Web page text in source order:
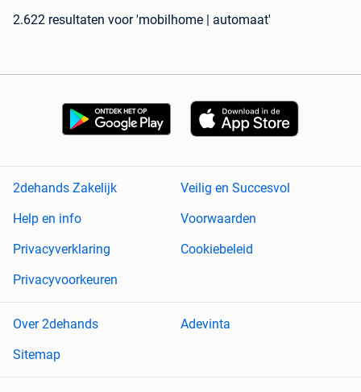
2.622 resultaten voor 'mobilhome | automaat'
2dehands Zakelijk
Veilig en Succesvol
Help en info
Voorwaarden
Privacyverklaring
Cookiebeleid
Privacyvoorkeuren
Over 2dehands
Adevinta
Sitemap